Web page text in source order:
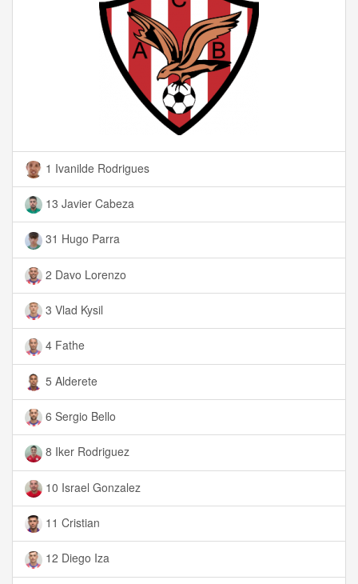
1 Ivanilde Rodrigues
13 Javier Cabeza
31 Hugo Parra
2 Davo Lorenzo
3 Vlad Kysil
4 Fathe
5 Alderete
6 Sergio Bello
8 Iker Rodriguez
10 Israel Gonzalez
11 Cristian
12 Diego Iza